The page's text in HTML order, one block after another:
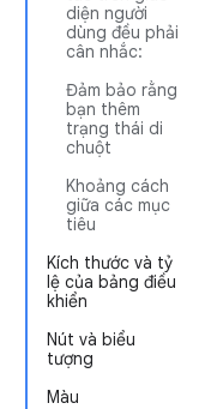
diện người
dùng đều phải
cân nhắc:
Đảm bảo rằng
bạn thêm
trạng thái di
chuột
Khoảng cách
giữa các mục
tiêu
Kích thước và tỷ
lệ của bảng điều
khiển
Nút và biểu
tượng
Màu